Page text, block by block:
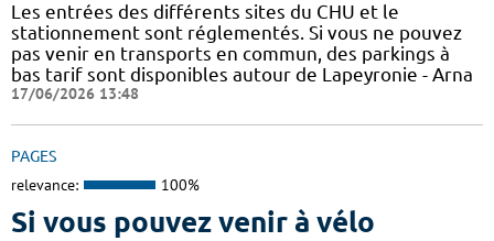
Les entrées des différents sites du CHU et le
stationnement sont réglementés. Si vous ne pouvez
pas venir en transports en commun, des parkings à
bas tarif sont disponibles autour de Lapeyronie - Arna
17/06/2026 13:48
PAGES
relevance: 100%
Si vous pouvez venir à vélo